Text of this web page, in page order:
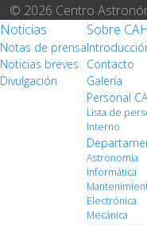
© 2026 Centro
Noticias
Notas de prensa
Noticias breves
Divulgación
Sobre
Contacto
Galería
Personal
Lista de
Interno
Astronomía
Informática
Electrónica
Mecánica